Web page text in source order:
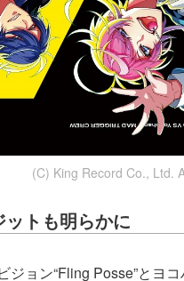
(C) King Record Co., Ltd.
トも明らかに
ジョン“Fling Posse”とヨ